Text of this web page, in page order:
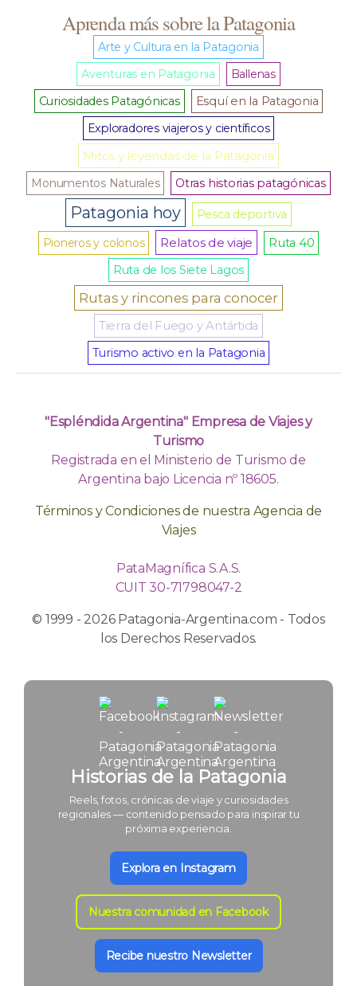
Aprenda más sobre la Patagonia
Arte y Cultura en la Patagonia
Aventuras en Patagonia
Ballenas
Curiosidades Patagónicas
Esquí en la Patagonia
Exploradores viajeros y científicos
Mitos y leyendas de la Patagonia
Monumentos Naturales Otras historias patagónicas
Patagonia hoy
Pesca deportiva
Pioneros y colonos
Relatos de viaje
Ruta 40
Ruta de los Siete Lagos
Rutas y rincones para conocer
Tierra del Fuego y Antártida
Turismo activo en la Patagonia
"Espléndida Argentina" Empresa de Viajes y
Turismo
Registrada en el Ministerio de Turismo de
Argentina bajo Licencia nº 18605.
Términos y Condiciones de nuestra Agencia de
Viajes
PataMagnífica S.A.S.
CUIT 30-71798047-2
© 1999 - 2026 Patagonia-Argentina.com - Todos
los Derechos Reservados.
Historias de la Patagonia
Reels, fotos, crónicas de viaje y curiosidades
regionales — contenido pensado para inspirar tu
próxima experiencia.
Explora en Instagram
Nuestra comunidad en Facebook
Recibe nuestro Newsletter